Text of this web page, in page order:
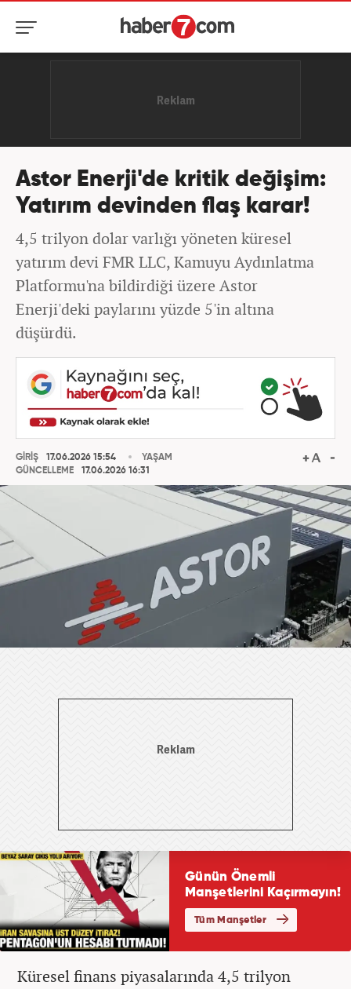
Astor Enerji'de kritik değişim:
Yatırım devinden flaş karar!
4,5 trilyon dolar varlığı yöneten küresel
yatırım devi FMR LLC, Kamuyu Aydınlatma
Platformu'na bildirdiği üzere Astor
Enerji'deki paylarını yüzde 5'in altına
düşürdü.
GİRİŞ
17.06.2026 15:54
GÜNCELLEME
17.06.2026 16:31
YAŞAM
Küresel finans piyasalarında 4,5 trilyon